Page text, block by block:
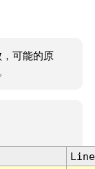
可能的原
Line